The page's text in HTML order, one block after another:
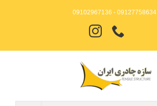
09127758634 - 09102967136
Instagram